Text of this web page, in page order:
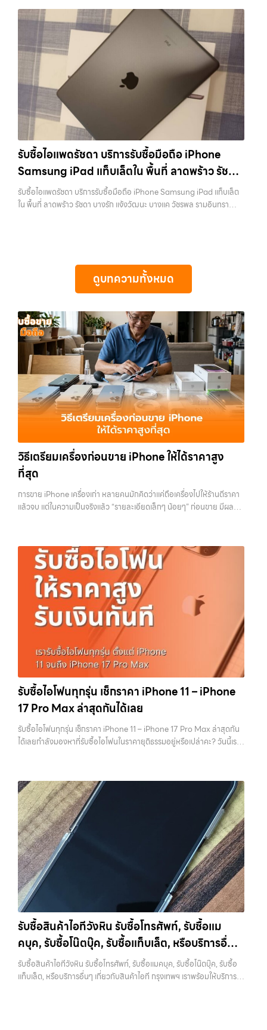
วังหินไม่ว่าคุณจะต้องการ รับซื้อโทรศัพท์, รับซื้อแมคบุค, รับซื้อโน๊ตบุ๊ค, รับ
ซื้อแท็บเล็ต, หรือบริการอื่นๆ เกี่ยวกับสินค้าไอที กรุงเทพฯ – เราพร้อมให้
บริการครบวงจร…
ว่าอุปกรณ์แต่ละชิ้นไม่ใช่แค่เครื่องใช้ไฟฟ้า แต่เป็นทรัพย์สินที่มีมูลค่า คุณอาจ
ต้องการเปลี่ยนรุ่น หรือต้องการเงินด่วน เราจึงมอบบริการประเมินสภาพ
เครื่อง ฟรี ปราบปรามความยุ่งยากทั้งหลาย โดยเน้น โปร่งใส มั่นใจได้ และ
จ่ายเงินทันทีเมื่อตกลงซื้อขายสำเร็จ บริการของเราครอบคลุมทั้ง iPhone
สายใหม่-เก่า, Samsung ทุกรุ่น, iPad และแท็บเล็ตทุกแบรนด์ เรารับถึงแม้
จะอยู่ในสภาพใช้งานแล้ว ตกแต่งแล้ว หรือมีรอยบ้าง เพราะมูลค่าของเครื่อง
ไม่ได้ขึ้นอยู่แค่ยี่ห้อ แต่ขึ้นอยู่กับสภาพจริง ความครบชุด และความสะดวกใน
การขายของคุณ เราจึงตั้งใจให้บริการในเขต ลาดพร้าว, รัชดา, บางรัก,
แจ้งวัฒนะ, บางแค, วัชรพล, รามอินทรา, บางนา, บางพลี, เกษตรนวมินทร์,
เสนานิคม, วังหิน อย่างเต็มที่ ไม่ว่าคุณจะค้นหาคำว่า “รับซื้อมือถือใกล้ฉัน”,
“รับซื้อโทรศัพท์มือสองกรุงเทพ”, “ขาย iPad ได้ราคา”, “รับซื้อแท็บเล็ต
กรุงเทพถึงที่”, หรือ “รับซื้อ Samsung มือสอง ราคาสูง” — ที่นี่คือคำตอบ
เพราะบริการของเรามุ่งตรงให้คุณได้รับราคาและความสะดวกสบายที่เหนือ
กว่า เลือกเราแล้วคุณจะได้บริการที่คุณไว้วางใจ พร้อมทีมงานที่พร้อม
อำนวยความสะดวก นัดรับถึงที่ ตรวจสภาพอย่างมืออาชีพ และจ่ายเงินทันที
ทั้งหมดนี้เพื่อให้การขายอุปกรณ์ของคุณเป็นเรื่องง่ายขึ้น ดีกว่า รวดเร็วกว่า
และคุ้มค่ากว่า ทำไมต้องเลือกเรา ผู้เชี่ยวชาญด้านการให้บริการ รับซื้อมือถือ
วัชรพล รามอินทรา รับซื้อมือถือบางรัก — ผู้เชี่ยวชาญด้านการให้บริการ รับ
ซื้อมือถือ iPhone, Samsung, ไอแพด แท็บเล็ตทุกยี่ห้อ ในราคาสูง พร้อม
จ่ายเงินทันที รับซื้อมือถือบางรัก ผู้เชี่ยวชาญด้านการให้บริการ รับซื้อมือถือ
iPhone, Samsung, ไอแพด แท็บเล็ตทุกยี่ห้อ ในราคาสูง พร้อมจ่ายเงิน
ทันที บริการถึงพื้นที่… รับซื้อมือถือบางรัก บริการถึงพื้นที่ เขตลาดพร้าว,
รัชดา, บางรัก, แจ้งวัฒนะ, บางแค, วัชรพล, รามอินทรา — นัดรับสะดวกทุก
เขต ประสบการณ์เหนือระดับกับการ รับซื้อไอโฟน, รับซื้อไอแพด, รับซื้อมือ
ถือ ยินดีต้อนรับสู่ “รับซื้อขายมือถือ.com” เว็บไซต์ที่คุณไว้วางใจได้ สำหรับ
บริการ รับซื้อ มือถือ iPhone, Samsung, iPad, แท็บเล็ต ทุกยี่ห้อ ให้ราคา
สูง พร้อมจ่ายเงินทันที ครอบคลุมพื้นที่ ลาดพร้าว, รัชดา, บางรัก,
แจ้งวัฒนะ, บางแค, วัชรพล, รามอินทรา และเขตกรุงเทพฯ ใกล้ “ใกล้ ฉัน”
ที่สุด ในยุคที่สมาร์ทโฟน แท็บเล็ต และอุปกรณ์ไอทีใหม่ๆ เปลี่ยนรุ่นกันแทบ
ทุกช่วงเวลา อุปกรณ์ที่คุณใช้แล้วอาจกลายเป็นของที่ไม่ได้ใช้งานอยู่เฉยๆ
เว็บไซต์ของเราจึงเกิดขึ้นเพื่อเป็นทางเลือกให้คุณสามารถเปลี่ยนอุปกรณ์ที่
รับซื้อมือถือ, รับซื้อโทรศัพท์, รับซื้อโน๊ตบุ๊ค, รับซื้อแท็บเล็ต, รับซื้อสินค้าไอที
กรุงเทพมหานคร อย่างครบวงจร ไม่ว่าคุณจะอยู่โซนเมืองหรือเขตชานเมือง
ความยุ่งยากทั้งหลาย โดยเน้น โปร่งใส มั่นใจได้ และจ่ายเงินทันทีเมื่อตกลง
ซื้อขายสำเร็จ บริการของเราครอบคลุมทั้ง iPhone สายใหม่-เก่า,
Samsung ทุกรุ่น, iPad และแท็บเล็ตทุกแบรนด์ เรารับถึงแม้จะอยู่ในสภาพ
ใช้งานแล้ว ตกแต่งแล้ว หรือมีรอยบ้าง เพราะมูลค่าของเครื่องไม่ได้ขึ้นอยู่แค่
ยี่ห้อ แต่ขึ้นอยู่กับสภาพจริง ความครบชุด และความสะดวกในการขายของ
คุณ เราจึงตั้งใจให้บริการในเขต ลาดพร้าว, รัชดา, บางรัก, แจ้งวัฒนะ,
บางแค, วัชรพล, รามอินทรา, บางนา, บางพลี, เกษตรนวมินทร์, เสนานิคม,
วังหิน อย่างเต็มที่ ไม่ว่าคุณจะค้นหาคำว่า “รับซื้อมือถือใกล้ฉัน”, “รับซื้อ
โทรศัพท์มือสองกรุงเทพ”, “ขาย iPad ได้ราคา”, “รับซื้อแท็บเล็ต กรุงเทพ
ถึงที่”, หรือ “รับซื้อ Samsung มือสอง ราคาสูง” — ที่นี่คือคำตอบ เพราะ
บริการของเรามุ่งตรงให้คุณได้รับราคาและความสะดวกสบายที่เหนือกว่า
เลือกเราแล้วคุณจะได้บริการที่คุณไว้วางใจ พร้อมทีมงานที่พร้อมอำนวย
ความสะดวก นัดรับถึงที่ ตรวจสภาพอย่างมืออาชีพ และจ่ายเงินทันที
ทั้งหมดนี้เพื่อให้การขายอุปกรณ์ของคุณเป็นเรื่องง่ายขึ้น ดีกว่า รวดเร็วกว่า
และคุ้มค่ากว่า ทำไมต้องเลือกเรา ผู้เชี่ยวชาญด้านการให้บริการ รับซื้อมือถือ
iPhone, Samsung, ไอแพด แท็บเล็ตทุกยี่ห้อ ในราคาสูง พร้อมจ่ายเงิน
ทันที โดยเน้นบริการในพื้นที่ ลาดพร้าว, รัชดา, บางรัก, แจ้งวัฒนะ, บางแค,
วัชรพล, รามอินทรา, รวมถึง บางนา, บางพลี, เกษตรนวมินทร์, เสนานิคม,
วังหินไม่ว่าคุณจะต้องการ รับซื้อโทรศัพท์, รับซื้อแมคบุค, รับซื้อโน๊ตบุ๊ค, รับ
ซื้อแท็บเล็ต, หรือบริการอื่นๆ เกี่ยวกับสินค้าไอที กรุงเทพฯ…
รับซื้อไอแพดรัชดา บริการรับซื้อมือถือ iPhone
Samsung iPad แท็บเล็ตใน พื้นที่ ลาดพร้าว รัชดา
บางรัก แจ้งวัฒนะ บางแค วัชรพล รามอินทรา
พร้อมจ่ายเงินทันที
รับซื้อไอแพดรัชดา บริการรับซื้อมือถือ iPhone Samsung iPad แท็บเล็ต
ใน พื้นที่ ลาดพร้าว รัชดา บางรัก แจ้งวัฒนะ บางแค วัชรพล รามอินทรา
รัชดา บางรัก แจ้งวัฒนะ บางแค วัชรพล รามอินทรา พร้อมจ่ายเงินทันที รับ
ซื้อไอแพดรัชดา บริการรับซื้อมือถือ iPhone Samsung iPad แท็บเล็ตใน
พื้นที่ ลาดพร้าว รัชดา บางรัก แจ้งวัฒนะ บางแค วัชรพล รามอินทรา พร้อม
ทุกยี่ห้อ ไม่ว่าจะรุ่นใหม่หรือรุ่นเก่า ประสบการณ์เหนือระดับกับการ รับซื้อไอ
โฟน, รับซื้อไอแพด, รับซื้อมือถือ ยินดีต้อนรับสู่ “รับซื้อขายมือถือ.com”
เว็บไซต์ที่คุณไว้วางใจได้ สำหรับบริการ รับซื้อ มือถือ iPhone, Samsung,
iPad, แท็บเล็ต ทุกยี่ห้อ ให้ราคาสูง พร้อมจ่ายเงินทันที ครอบคลุมพื้นที่
ลาดพร้าว, รัชดา, บางรัก, แจ้งวัฒนะ, บางแค, วัชรพล, รามอินทรา และเขต
กรุงเทพฯ ใกล้ “ใกล้ ฉัน” ที่สุด ในยุคที่สมาร์ทโฟน แท็บเล็ต และอุปกรณ์ไอที
ใหม่ๆ เปลี่ยนรุ่นกันแทบทุกช่วงเวลา อุปกรณ์ที่คุณใช้แล้วอาจกลายเป็นของ
ที่ไม่ได้ใช้งานอยู่เฉยๆ เว็บไซต์ของเราจึงเกิดขึ้นเพื่อเป็นทางเลือกให้คุณ
สามารถเปลี่ยนอุปกรณ์ที่ไม่ใช้แล้วให้กลายเป็นเงินสดได้ทันที ด้วยบริการ รับ
ซื้อไอโฟน, รับซื้อไอแพด, รับซื้อมือถือ, รับซื้อโทรศัพท์, รับซื้อโน๊ตบุ๊ค, รับซื้อ
แท็บเล็ต, รับซื้อสินค้าไอทีกรุงเทพมหานคร อย่างครบวงจร ไม่ว่าคุณจะอยู่
โซนเมืองหรือเขตชานเมือง เรามีทีมงานพร้อมให้บริการถึงที่ในพื้นที่ “ใกล้
ฉัน” เพื่อความสะดวกและรวดเร็วที่สุด ที่ “รับซื้อขายมือถือ.com” เราเข้าใจดี
ว่าอุปกรณ์แต่ละชิ้นไม่ใช่แค่เครื่องใช้ไฟฟ้า แต่เป็นทรัพย์สินที่มีมูลค่า คุณอาจ
ต้องการเปลี่ยนรุ่น หรือต้องการเงินด่วน เราจึงมอบบริการประเมินสภาพ
เครื่อง ฟรี ปราบปรามความยุ่งยากทั้งหลาย โดยเน้น โปร่งใส มั่นใจได้ และ
จะอยู่ในสภาพใช้งานแล้ว ตกแต่งแล้ว หรือมีรอยบ้าง เพราะมูลค่าของเครื่อง
ไม่ได้ขึ้นอยู่แค่ยี่ห้อ แต่ขึ้นอยู่กับสภาพจริง ความครบชุด และความสะดวกใน
การขายของคุณ เราจึงตั้งใจให้บริการในเขต ลาดพร้าว, รัชดา, บางรัก,
แจ้งวัฒนะ, บางแค, วัชรพล, รามอินทรา, บางนา, บางพลี, เกษตรนวมินทร์,
เสนานิคม, วังหิน อย่างเต็มที่ ไม่ว่าคุณจะค้นหาคำว่า “รับซื้อมือถือใกล้ฉัน”,
“รับซื้อโทรศัพท์มือสองกรุงเทพ”, “ขาย iPad ได้ราคา”, “รับซื้อแท็บเล็ต
กรุงเทพถึงที่”, หรือ “รับซื้อ Samsung มือสอง ราคาสูง” — ที่นี่คือคำตอบ
เพราะบริการของเรามุ่งตรงให้คุณได้รับราคาและความสะดวกสบายที่เหนือ
กว่า เลือกเราแล้วคุณจะได้บริการที่คุณไว้วางใจ พร้อมทีมงานที่พร้อม
อำนวยความสะดวก นัดรับถึงที่ ตรวจสภาพอย่างมืออาชีพ และจ่ายเงินทันที
ทั้งหมดนี้เพื่อให้การขายอุปกรณ์ของคุณเป็นเรื่องง่ายขึ้น ดีกว่า รวดเร็วกว่า
และคุ้มค่ากว่า ทำไมต้องเลือกเรา ผู้เชี่ยวชาญด้านการให้บริการ รับซื้อมือถือ
iPhone, Samsung, ไอแพด แท็บเล็ตทุกยี่ห้อ ในราคาสูง พร้อมจ่ายเงิน
ทันที โดยเน้นบริการในพื้นที่ ลาดพร้าว, รัชดา, บางรัก, แจ้งวัฒนะ, บางแค,
ดูบทความทั้งหมด
วิธีเตรียมเครื่องก่อนขาย iPhone ให้ได้ราคาสูง
ที่สุด
การขาย iPhone เครื่องเก่า หลายคนมักคิดว่าแค่ถือเครื่องไปให้ร้านตีราคา
แล้วจบ แต่ในความเป็นจริงแล้ว “รายละเอียดเล็กๆ น้อยๆ” ก่อนขาย มีผลต่อ
เครื่องก่อนขาย บทความนี้จะพาไปดูวิธีเตรียม iPhone แบบครบทุกขั้นตอน
ตั้งแต่เรื่องพื้นฐานไปจนถึงเทคนิคที่ช่วยเพิ่มมูลค่าเครื่องแบบที่หลายคนมอง
ข้าม หากทำครบทุกข้อ โอกาสที่จะได้ราคาดีขึ้นมีสูงอย่างชัดเจน ทำไมการเต
รียมเครื่องถึงสำคัญ ก่อนจะไปดูวิธี เราต้องเข้าใจก่อนว่าทำไมร้านรับซื้อถึง
ให้ความสำคัญกับรายละเอียดเหล่านี้ สำหรับร้านหรือผู้รับซื้อ iPhone สิ่งที่
เขามองคือ “ความพร้อมในการขายต่อ” หากเครื่องที่รับมาสามารถนำไปขาย
ต่อได้ทันทีโดยไม่ต้องเสียเวลาแก้ไข ไม่ต้องลบข้อมูล ไม่ต้องซ่อมเพิ่ม ความ
เสี่ยงก็จะต่ำลง และนั่นทำให้เขากล้ารับในราคาที่สูงขึ้น ในทางกลับกัน ถ้า
เครื่องยังมีข้อมูลค้างอยู่ ติด iCloud หรือสภาพดูไม่เรียบร้อย ร้านจะต้อง
เสียเวลาและต้นทุนเพิ่ม สิ่งเหล่านี้จะถูกนำไปหักออกจากราคาที่เสนอให้กับ
คุณโดยตรง 1. สำรองข้อมูลให้เรียบร้อยก่อนล้างเครื่อง ขั้นตอนแรกที่ควร
ทำเสมอคือการสำรองข้อมูล เพราะหลังจากล้างเครื่องแล้ว ข้อมูลทั้งหมดจะ
ไม่สามารถกู้คืนได้อีก ไม่ว่าจะเป็นรูปภาพ รายชื่อ เบอร์โทร หรือแชทต่างๆ
หลายคนมักรีบล้างเครื่องเพราะอยากขายเร็ว แต่สุดท้ายต้องกลับมาเสีย
พลาดที่ไม่ควรเกิดขึ้นเลย คุณสามารถสำรองข้อมูลได้ผ่าน iCloud หรือผ่าน
คอมพิวเตอร์ก็ได้ หากต้องการความสะดวก iCloud จะเป็นตัวเลือกที่ง่าย
คิดว่าเรียบร้อย เพราะถ้าพลาดขึ้นมา จะไม่สามารถย้อนกลับไปแก้ไขได้อีก 2.
ออกจาก iCloud และ Apple ID ให้สมบูรณ์ ขั้นตอนนี้ถือว่าสำคัญที่สุดใน
การขาย iPhone หากยังมี Apple ID อยู่ในเครื่อง จะทำให้เกิดสิ่งที่เรียกว่า
Activation Lock ซึ่งทำให้ไม่สามารถใช้งานเครื่องต่อได้ ในมุมของร้านรับ
ซื้อ เครื่องที่ติด iCloud มีความเสี่ยงสูง เพราะไม่สามารถนำไปขายต่อได้
ทันที บางร้านอาจไม่รับซื้อเลย หรือถ้ารับก็จะกดราคาลงอย่างมาก การออก
จาก iCloud ทำได้ไม่ยาก เพียงเข้าไปที่การตั้งค่า กดชื่อบัญชีของตัวเอง
แล้วเลือกออกจากระบบ จากนั้นใส่รหัสผ่านเพื่อยืนยัน หลังจากออกแล้ว
ควรตรวจสอบอีกครั้งว่าหน้า Settings ไม่มีชื่อบัญชีของคุณเหลืออยู่ เพื่อ
ให้มั่นใจว่าเครื่องพร้อมสำหรับผู้ใช้งานใหม่จริงๆ 3. รีเซ็ตเครื่องให้เหมือน
เครื่องใหม่ เมื่อสำรองข้อมูลและออกจาก iCloud เรียบร้อยแล้ว ขั้นตอนต่อ
ไปคือการรีเซ็ตเครื่องให้เป็นค่าเริ่มต้นจากโรงงาน การรีเซ็ตจะช่วยลบข้อมูล
ทั้งหมดออกจากเครื่อง ทำให้เครื่องอยู่ในสภาพเหมือนใหม่ ซึ่งเป็นสิ่งที่ผู้ซื้อ
หรือร้านต้องการมากที่สุด เพราะสามารถนำไปใช้งานต่อได้ทันที ขั้นตอนนี้ยัง
ช่วยสร้างความมั่นใจให้กับผู้รับซื้อว่าไม่มีข้อมูลส่วนตัวหลงเหลืออยู่ ลด
ความกังวลในเรื่องความปลอดภัย ควรระวังว่าการรีเซ็ตควรทำหลังจาก
ออก iCloud แล้วเท่านั้น หากทำสลับขั้นตอน อาจทำให้เครื่องติดล็อกและ
รับซื้อไอโฟนทุกรุ่น เช็กราคา iPhone 11 – iPhone
17 Pro Max ล่าสุดกันได้เลย
รับซื้อไอโฟนทุกรุ่น เช็กราคา iPhone 11 – iPhone 17 Pro Max ล่าสุดกัน
ได้เลยกำลังมองหาที่รับซื้อไอโฟนในราคายุติธรรมอยู่หรือเปล่าคะ? วันนี้เรา
ราคาในตลาดมือสอง เรายังมีบริการที่รวดเร็ว และจ่ายเงินสดทันที ไม่มีค่า
ธรรมเนียมซ่อนเร้นค่ะ ทำไมต้องขายไอโฟนกับเรา?
รับซื้อทุกรุ่น ทุกสภาพ
- ไม่ว่าจะเป็นเครื่องใหม่ เครื่องใช้งาน หรือเครื่องที่มีตำหนิเล็กน้อย เรารับซื้อ
หมด
ราคายุติธรรม - ประเมินราคาตามสภาพเครื่องจริง ให้ราคาสูงถึง
70% ของราคาตลาดมือสอง
รวดเร็วทันใจ - ประเมินและจ่ายเงินทันที ไม่
ต้องรอนาน
ปลอดภัย 100% - มีหน้าร้านจริง บริการโปร่งใส ตรวจสอบ
ได้
รับซื้อถึงที่ - มีบริการรับซื้อถึงบ้านในกรุงเทพและปริมณฑลเช็กราคา
รับซื้อ iPhone แต่ละรุ่นมาดูกันว่าแต่ละรุ่นเรารับซื้อในราคาเท่าไหร่บ้าง
(ราคาอัพเดทล่าสุดเดือนพฤศจิกายน 2024)
iPhone 11 (ปี
2019)iPhone 11 เป็นรุ่นที่ได้รับความนิยมมากในตอนที่เปิดตัว มาพร้อม
กล้องคู่ ชิป A13 Bionic และหน้าจอ Liquid Retina ขนาด 6.1 นิ้ว แม้จะ
เป็นรุ่นที่ออกมาได้สักระยะแล้ว แต่ก็ยังใช้งานได้ดีและรองรับ iOS เวอร์ชัน
ล่าสุดราคารับซื้อ iPhone 11:iPhone 11 64GB รับซื้อได้ที่ 7,000 บาท
ราคาตลาดมือสอง: 10,000 บาทiPhone 11 128GB รับซื้อได้ที่ 8,400
บาทราคาตลาดมือสอง: 13,000 บาท
iPhone 11 Pro / Pro Max (ปี
2019)รุ่น Pro มาพร้อมกล้องสามตัว จอ Super Retina XDR และวัสดุส
รับซื้อสินค้าไอทีวังหิน รับซื้อโทรศัพท์, รับซื้อแม
คบุค, รับซื้อโน๊ตบุ๊ค, รับซื้อแท็บเล็ต, หรือบริการอื่นๆ
เกี่ยวกับสินค้าไอที กรุงเทพฯ เราพร้อมให้บริการครบ
วงจร
รับซื้อสินค้าไอทีวังหิน รับซื้อโทรศัพท์, รับซื้อแมคบุค, รับซื้อโน๊ตบุ๊ค, รับซื้อ
แท็บเล็ต, หรือบริการอื่นๆ เกี่ยวกับสินค้าไอที กรุงเทพฯ เราพร้อมให้บริการ